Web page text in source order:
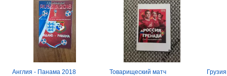
Англия - Панама 2018 Товарищеский матч